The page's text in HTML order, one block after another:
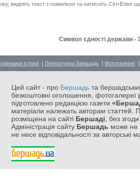
виділіть текст з помилкою та натисніть Ctrl+Enter
Символ єдності держави -
історії | Літературна Бершадь | Фотогалереї
Цей сайт - про Бершадь та
безкоштовні оголошення, фотогалереї
підготовлено редакцією газети
матеріали належать авторам статтей.
розміщена на сайті Бершаді , без
Адміністрація сайту Бершадь може не
не несе відповідальності за авторські